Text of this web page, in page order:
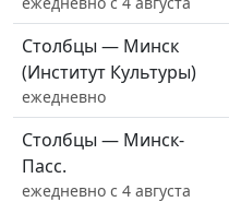
Столбцы — Минск
(Институт Культуры)
ежедневно
Столбцы — Минск-
Пасс.
ежедневно с 4 августа